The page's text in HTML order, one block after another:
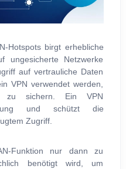
Hotspots birgt erhebliche
ungesicherte Netzwerke
auf vertrauliche Daten
VPN verwendet werden,
zu sichern. Ein VPN
und schützt die
Zugriff.
Funktion nur dann zu
benötigt wird, um